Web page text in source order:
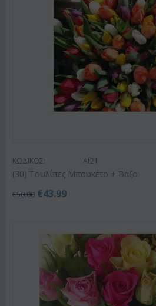
ΚΩΔΙΚΟΣ: Af21
(30) Τουλίπες Μπουκέτο + Βάζο
€50.00 €43.99